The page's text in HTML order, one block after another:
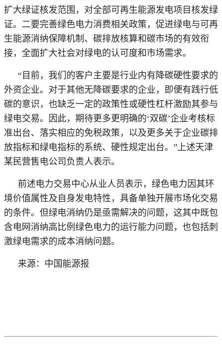
扩大绿证核发范围，对全部可再生能源发电项目核发绿
证。二要完善绿色电力消费相关政策，促进绿电与可再
生能源消纳保障机制、碳排放核算和碳市场的有效衔
接，全面扩大社会对绿电的认可度和市场需求。
“目前，我们的客户主要是行业内有降碳硬性要求的
外资企业。对于其他无降碳要求的企业，即便有践行低
碳的意识，也缺乏一定的政策性或硬性杠杆激励其参与
绿电交易。因此，期待更多更明确的‘双碳’企业考核标
准出台、落实相应的免税政策，以及更多关于企业碳排
放指标和绿电指标的系统、硬性规定出台。”上述天津
某民营售电公司负责人表示。
前述电力交易中心从业人员表示，绿色电力因其环
境价值属性及自身发电特性，具备单独开展市场化交易
的条件。但绿电消纳仍是亟需解决的问题，这其中既包
含电网消纳高比例绿色电力的运行能力问题，也包括刺
激绿电需求的成本消纳问题。
来源：中国能源报